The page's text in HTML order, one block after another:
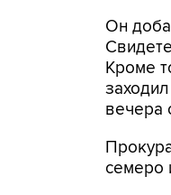
Он
Кроме
вечера
семеро